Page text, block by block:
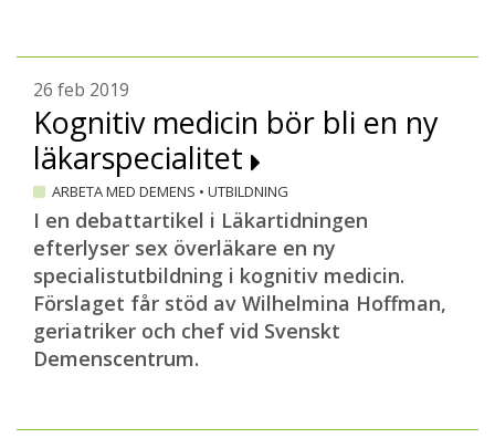
26 feb 2019
Kognitiv medicin bör bli en ny
läkarspecialitet
ARBETA MED DEMENS • UTBILDNING
I en debattartikel i Läkartidningen
efterlyser sex överläkare en ny
specialistutbildning i kognitiv medicin.
Förslaget får stöd av Wilhelmina Hoffman,
geriatriker och chef vid Svenskt
Demenscentrum.